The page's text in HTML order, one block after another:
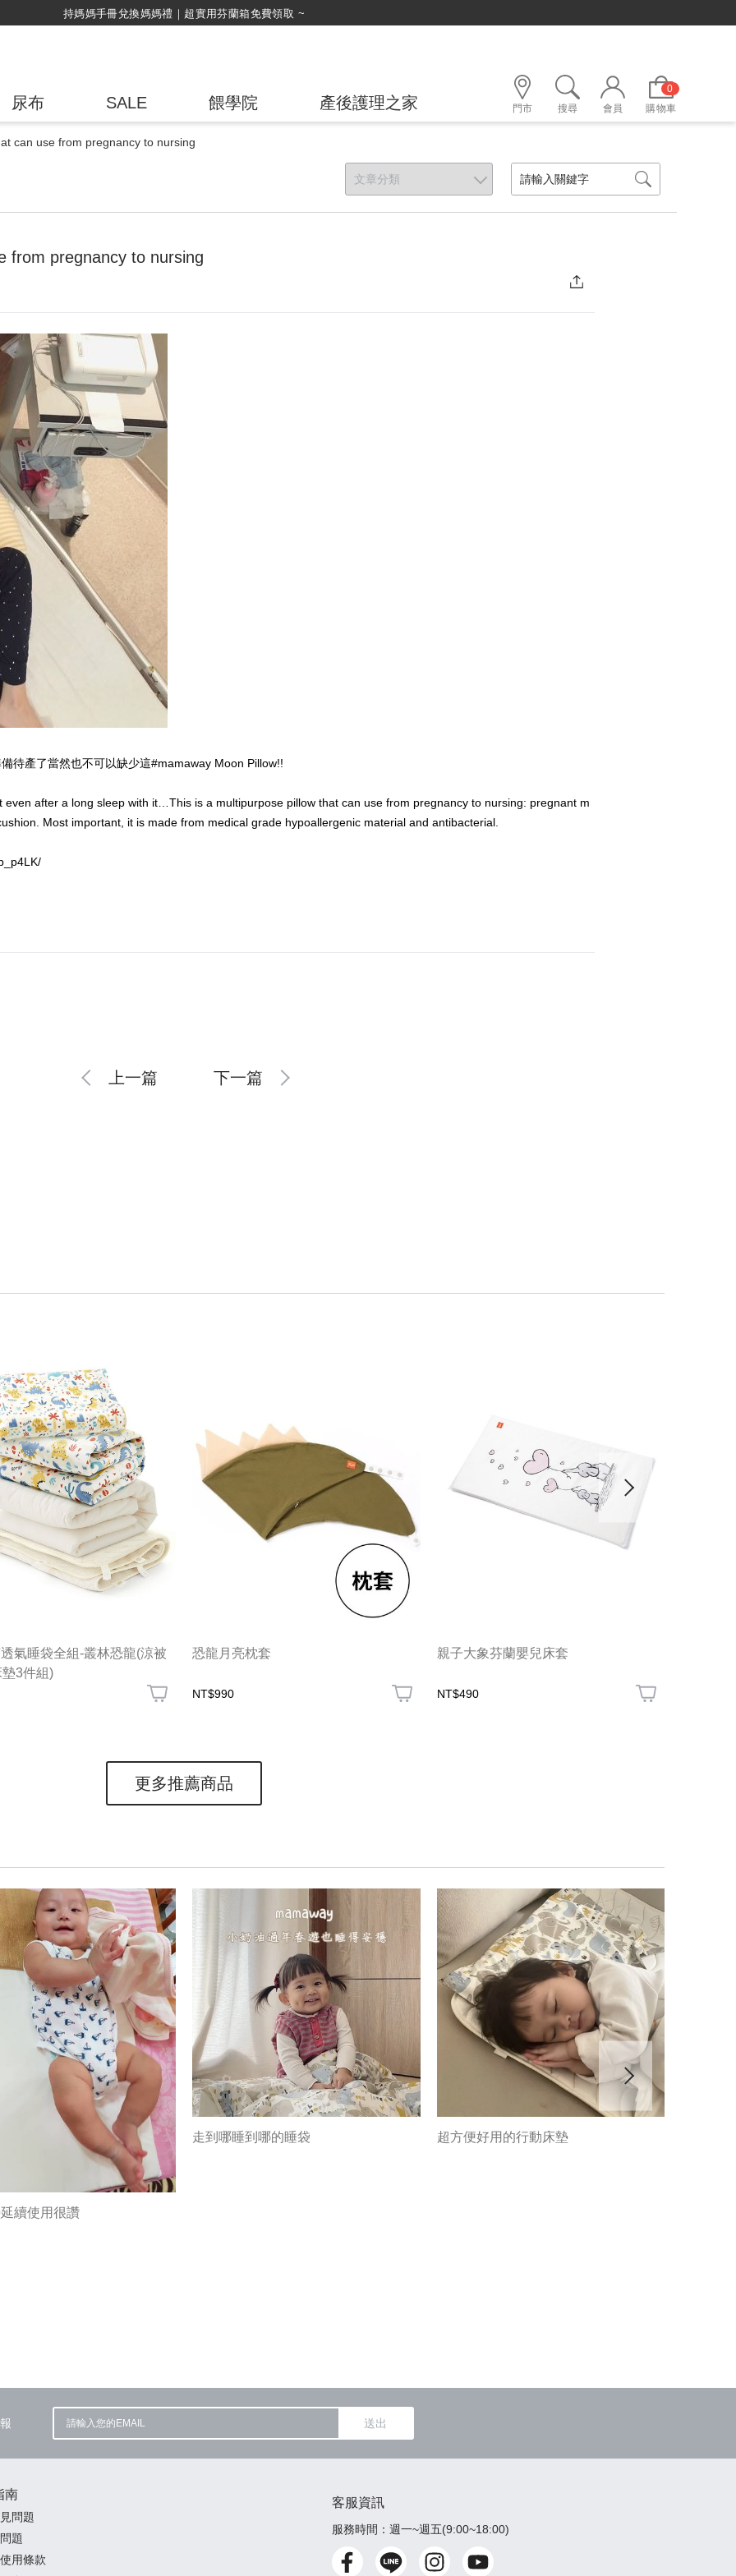
持媽媽手冊兌換媽媽禮｜超實用芬蘭箱免費領取 ~
尿布 SALE 餵學院 產後護理之家 門市 搜尋 會員
0
購物車
can use from pregnancy to nursing
from pregnancy to nursing
待產了當然也不可以缺少這#mamaway Moon Pillow!!
even after a long sleep with it…This is a multipurpose pillow that can use from pregnancy to nursing: pregnant m
Most important, it is made from medical grade hypoallergenic material and antibacterial.
上一篇 下一篇
氣睡袋全組-叢林恐龍(涼被
3件組)
恐龍月亮枕套
NT$990
親子大象芬蘭嬰兒床套
NT$490
更多推薦商品
續使用很讚
走到哪睡到哪的睡袋 超方便好用的行動床墊
送出
南
問題
題
用條款
客服資訊
服務時間：週一~週五(9:00~18:00)